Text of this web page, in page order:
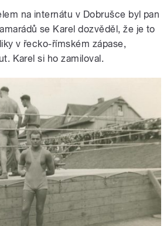
na internátu v Dobrušce byl pan
se Karel dozvěděl, že je to
v řecko-římském zápase,
Karel si ho zamiloval.